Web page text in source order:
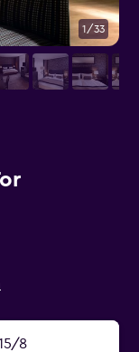
8
1/33